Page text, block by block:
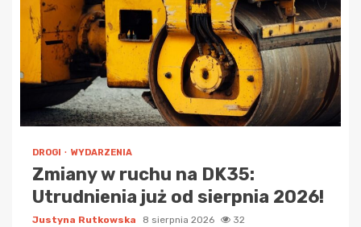
DROGI WYDARZENIA
Zmiany w ruchu na DK35:
Utrudnienia już od sierpnia 2026!
Justyna Rutkowska 8 sierpnia 2026 32